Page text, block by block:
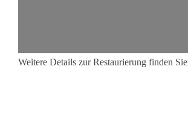
Weitere Details zur Restaurierung finden Sie